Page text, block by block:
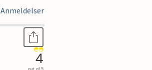
Anmeldelser
4
out of 5